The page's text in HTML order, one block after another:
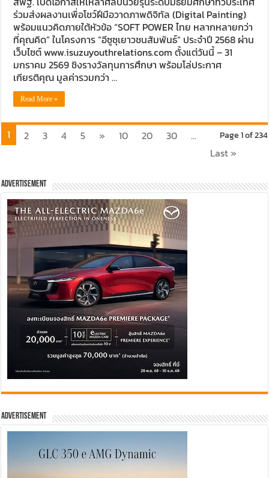
ร่วมส่งผลงานเพื่อโชว์ฝีมือวาดภาพดิจิทัล (Digital Painting)
พร้อมแนวคิดภายใต้หัวข้อ “SOFT POWER ไทย หลากหลายกว่า
ที่คุณคิด” ในโครงการ “อีซูซุเยาวชนสัมพันธ์” ประจำปี 2568 ผ่าน
เว็บไซต์ www.isuzuyouthrelations.com ตั้งแต่วันนี้ – 31
มกราคม 2569 ชิงรางวัลทุนการศึกษา พร้อมโล่ประกาศ
เกียรติคุณ มูลค่ารวมกว่า …
Read More »
Page 1 of 234
1 2 3 4 5 » 10 20 30
...
Last »
Advertisement
Advertisement